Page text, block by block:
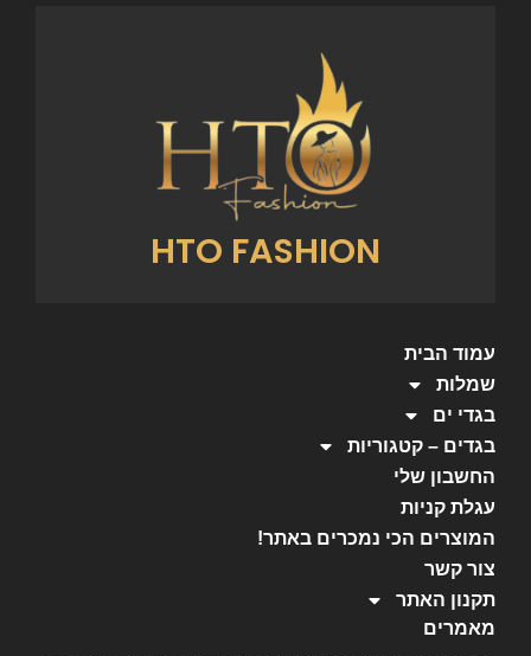
HTO FASHION
עמוד הבית
שמלות
בגדי ים
בגדים – קטגוריות
החשבון שלי
עגלת קניות
המוצרים הכי נמכרים באתר!
צור קשר
תקנון האתר
מאמרים